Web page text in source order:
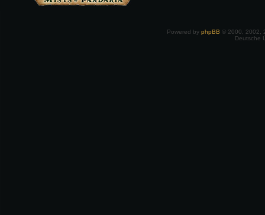
Powered by phpBB © 2000, 2002,
Deutsche